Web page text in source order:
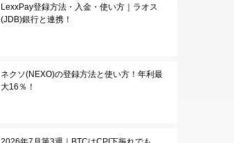
LexxPay登録方法・入金・使い方｜ラオス
(JDB)銀行と連携！
ネクソ(NEXO)の登録方法と使い方！年利最
大16％！